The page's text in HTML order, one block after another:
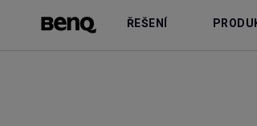
ŘEŠENÍ